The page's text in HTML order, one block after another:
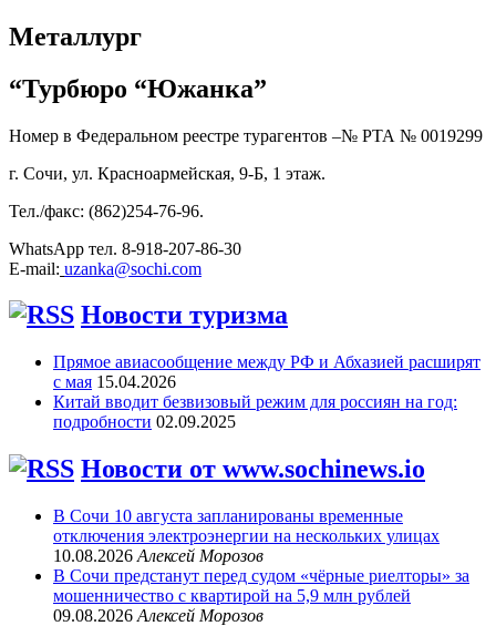
Металлург
“Турбюро “Южанка”
Номер в Федеральном реестре турагентов –№ РТА № 0019299
г. Сочи, ул. Красноармейская, 9-Б, 1 этаж.
Тел./факс: (862)254-76-96.
WhatsApp тел. 8-918-207-86-30
E-mail: uzanka@sochi.com
Новости туризма
Прямое авиасообщение между РФ и Абхазией расширят
с мая 15.04.2026
Китай вводит безвизовый режим для россиян на год:
подробности 02.09.2025
Новости от www.sochinews.io
В Сочи 10 августа запланированы временные
отключения электроэнергии на нескольких улицах
10.08.2026 Алексей Морозов
В Сочи предстанут перед судом «чёрные риелторы» за
мошенничество с квартирой на 5,9 млн рублей
09.08.2026 Алексей Морозов